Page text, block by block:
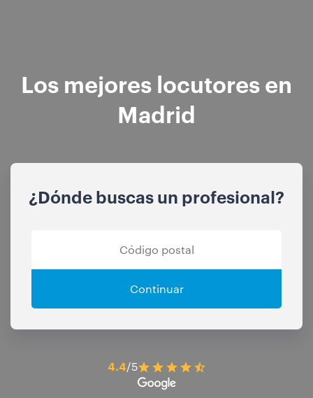
Los mejores locutores en
Madrid
¿Dónde buscas un profesional?
Continuar
4.4/5